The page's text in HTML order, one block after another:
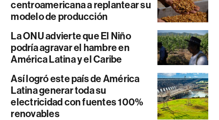
centroamericana a replantear su
modelo de producción
La ONU advierte que El Niño
podría agravar el hambre en
América Latina y el Caribe
Así logró este país de América
Latina generar toda su
electricidad con fuentes 100%
renovables